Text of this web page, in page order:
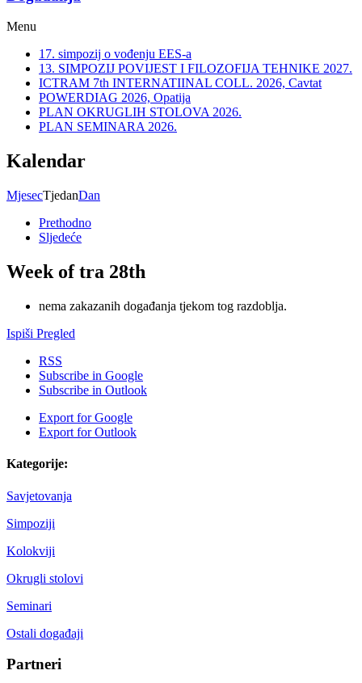
Menu
17. simpozij o vođenju EES-a
13. SIMPOZIJ POVIJEST I FILOZOFIJA TEHNIKE 2027.
ICTRAM 7th INTERNATIINAL COLL. 2026, Cavtat
POWERDIAG 2026, Opatija
PLAN OKRUGLIH STOLOVA 2026.
PLAN SEMINARA 2026.
Kalendar
MjesecTjedanDan
Prethodno
Sljedeće
Week of tra 28th
nema zakazanih događanja tjekom tog razdoblja.
Ispiši Pregled
RSS
Subscribe in Google
Subscribe in Outlook
Export forGoogle
Export forOutlook
Kategorije:
Savjetovanja
Simpoziji
Kolokviji
Okrugli stolovi
Seminari
Ostali događaji
Partneri